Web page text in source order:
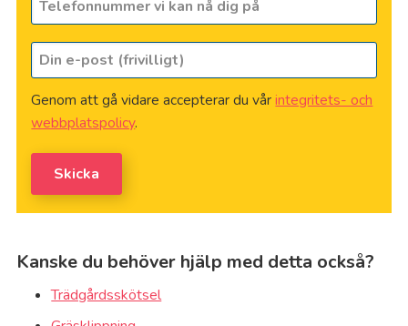
med?
vi
kan
nå
dig
på *
Din
e-
post
(frivilligt)
Genom att gå vidare accepterar du vårintegritets- och
webbplatspolicy.
Skicka
Kanske du behöver hjälp med detta också?
Trädgårdsskötsel